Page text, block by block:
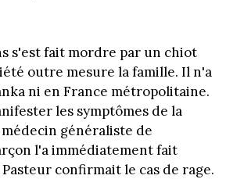
s'est fait mordre par un chiot
outre mesure la famille. Il n'a
ni en France métropolitaine.
les symptômes de la
généraliste de
l'a immédiatement fait
confirmait le cas de rage.